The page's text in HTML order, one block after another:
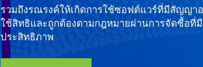
รวมถึงรณรงค์ให้เกิดการใช้ซอฟต์แวร์ที่มีสัญญา
ใช้สิทธิและถูกต้องตามกฎหมายผ่านการจัดซื้อที่มี
ประสิทธิภาพ